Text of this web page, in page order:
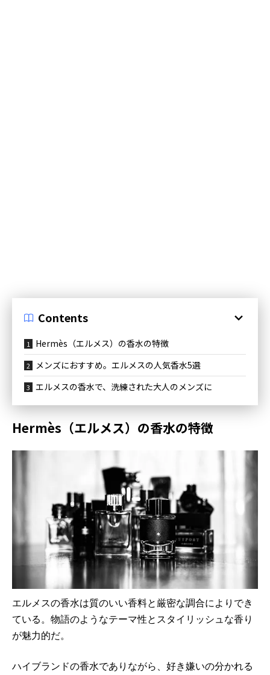
Contents
Hermès（エルメス）の香水の特徴
メンズにおすすめ。エルメスの人気香水5選
エルメスの香水で、洗練された大人のメンズに
Hermès（エルメス）の香水の特徴
エルメスの香水は質のいい香料と厳密な調合によりでき
ている。物語のようなテーマ性とスタイリッシュな香り
が魅力的だ。
ハイブランドの香水でありながら、好き嫌いの分かれる